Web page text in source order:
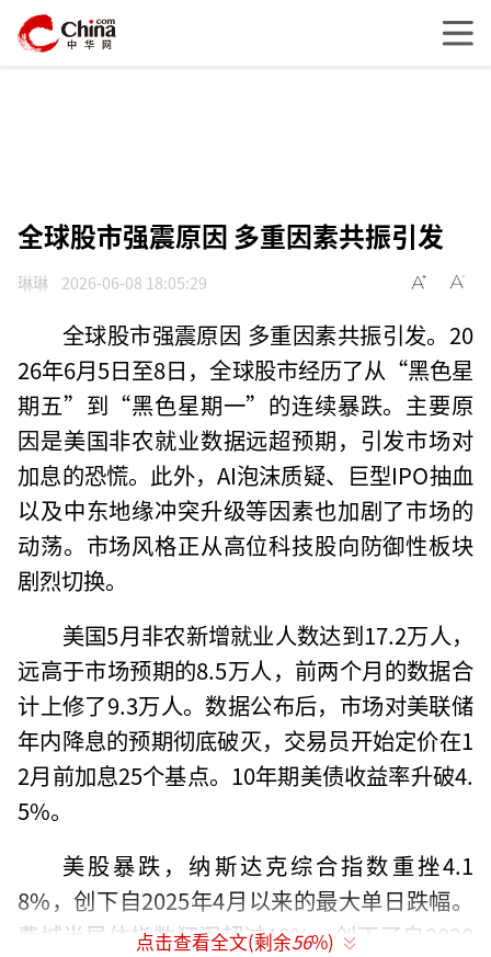
全球股市强震原因 多重因素共振引发
琳琳 2026-06-08 18:05:29
全球股市强震原因 多重因素共振引发。20
26年6月5日至8日，全球股市经历了从“黑色星
期五”到“黑色星期一”的连续暴跌。主要原
因是美国非农就业数据远超预期，引发市场对
加息的恐慌。此外，AI泡沫质疑、巨型IPO抽血
以及中东地缘冲突升级等因素也加剧了市场的
动荡。市场风格正从高位科技股向防御性板块
剧烈切换。
美国5月非农新增就业人数达到17.2万人，
远高于市场预期的8.5万人，前两个月的数据合
计上修了9.3万人。数据公布后，市场对美联储
年内降息的预期彻底破灭，交易员开始定价在1
2月前加息25个基点。10年期美债收益率升破4.
5%。
美股暴跌，纳斯达克综合指数重挫4.1
8%，创下自2025年4月以来的最大单日跌幅。
费城半导体指数狂泻超过10%，创下了自2020
点击查看全文(剩余56%)